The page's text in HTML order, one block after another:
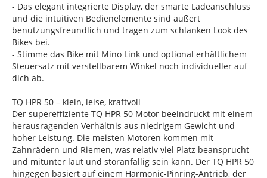
- Das elegant integrierte Display, der smarte Ladeanschluss
und die intuitiven Bedienelemente sind äußert
benutzungsfreundlich und tragen zum schlanken Look des
Bikes bei.
- Stimme das Bike mit Mino Link und optional erhältlichem
Steuersatz mit verstellbarem Winkel noch individueller auf
dich ab.
TQ HPR 50 – klein, leise, kraftvoll
Der supereffiziente TQ HPR 50 Motor beeindruckt mit einem
herausragenden Verhältnis aus niedrigem Gewicht und
hoher Leistung. Die meisten Motoren kommen mit
Zahnrädern und Riemen, was relativ viel Platz beansprucht
und mitunter laut und störanfällig sein kann. Der TQ HPR 50
hingegen basiert auf einem Harmonic-Pinring-Antrieb, der